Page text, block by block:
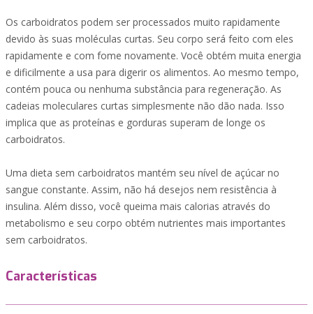
Os carboidratos podem ser processados muito rapidamente
devido às suas moléculas curtas. Seu corpo será feito com eles
rapidamente e com fome novamente. Você obtém muita energia
e dificilmente a usa para digerir os alimentos. Ao mesmo tempo,
contém pouca ou nenhuma substância para regeneração. As
cadeias moleculares curtas simplesmente não dão nada. Isso
implica que as proteínas e gorduras superam de longe os
carboidratos.
Uma dieta sem carboidratos mantém seu nível de açúcar no
sangue constante. Assim, não há desejos nem resistência à
insulina. Além disso, você queima mais calorias através do
metabolismo e seu corpo obtém nutrientes mais importantes
sem carboidratos.
Características